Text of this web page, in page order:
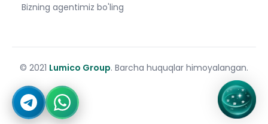
Bizning agentimiz bo'ling
© 2021 Lumico Group. Barcha huquqlar himoyalangan.